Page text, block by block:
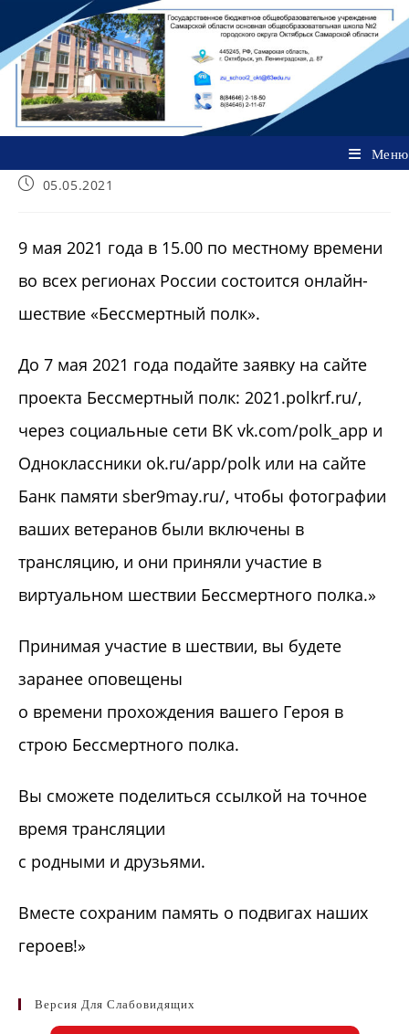
содержимому
Меню
Запись05.05.2021
9 мая 2021 года в 15.00 по местному времени
во всех регионах России состоится онлайн-
шествие «Бессмертный полк».
До 7 мая 2021 года подайте заявку на сайте
проекта Бессмертный полк: 2021.polkrf.ru/,
через социальные сети ВК vk.com/polk_app и
Одноклассники ok.ru/app/polk или на сайте
Банк памяти sber9may.ru/, чтобы фотографии
ваших ветеранов были включены в
трансляцию, и они приняли участие в
виртуальном шествии Бессмертного полка.»
Принимая участие в шествии, вы будете
заранее оповещены
о времени прохождения вашего Героя в
строю Бессмертного полка.
Вы сможете поделиться ссылкой на точное
время трансляции
с родными и друзьями.
Вместе сохраним память о подвигах наших
героев!»
Версия Для Слабовидящих